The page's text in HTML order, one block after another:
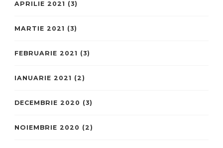
APRILIE 2021 (3)
MARTIE 2021 (3)
FEBRUARIE 2021 (3)
IANUARIE 2021 (2)
DECEMBRIE 2020 (3)
NOIEMBRIE 2020 (2)